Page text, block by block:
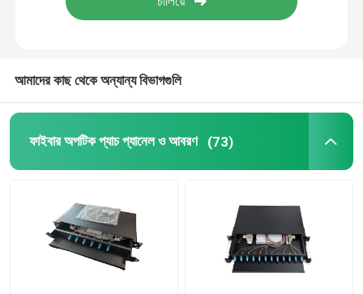
সার্ভার র্যাক ক্যাবিনেট
আমাদের কাছ থেকে অন্যান্য বিভাগগুলি
ফাইবার অপটিক প্যাচ প্যানেল ও আবরণ (73)